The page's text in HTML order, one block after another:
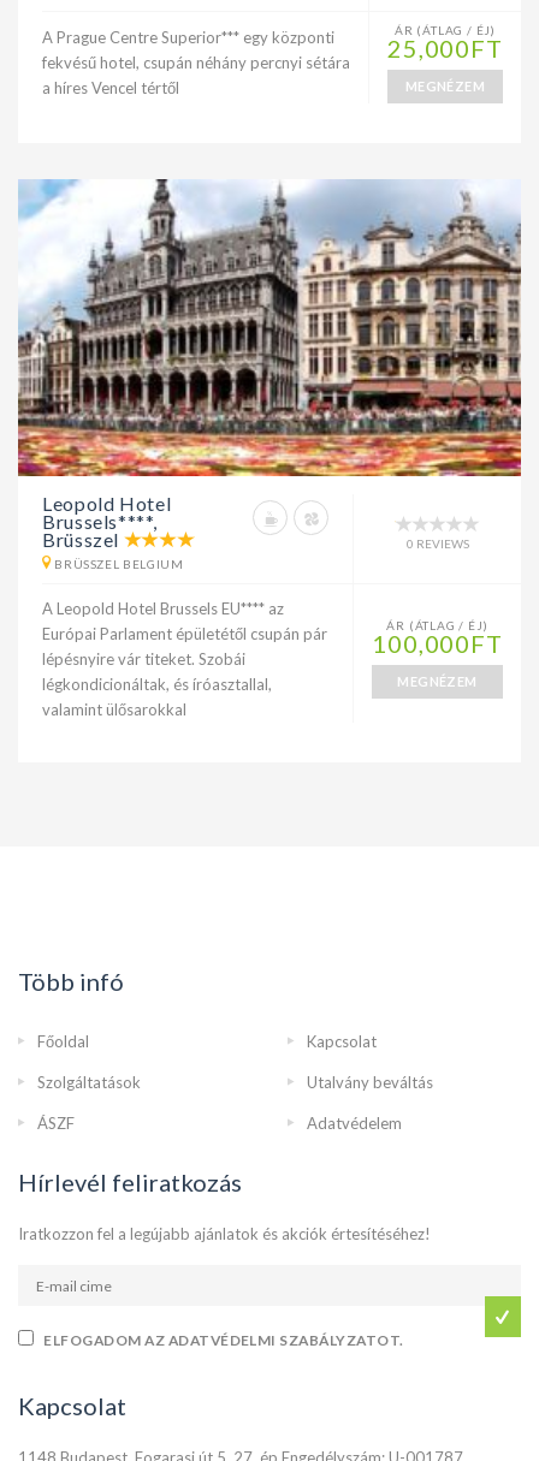
A Prague Centre Superior*** egy központi
fekvésű hotel, csupán néhány percnyi sétára
a híres Vencel tértől
ÁR (ÁTLAG / ÉJ)
25,000FT
MEGNÉZEM
Leopold Hotel
Brussels****,
Brüsszel
BRÜSSZEL BELGIUM
0 REVIEWS
A Leopold Hotel Brussels EU**** az
Európai Parlament épületétől csupán pár
lépésnyire vár titeket. Szobái
légkondicionáltak, és íróasztallal,
valamint ülősarokkal
ÁR (ÁTLAG / ÉJ)
100,000FT
MEGNÉZEM
Több infó
Főoldal Kapcsolat
Szolgáltatások Utalvány beváltás
ÁSZF Adatvédelem
Hírlevél feliratkozás
Iratkozzon fel a legújabb ajánlatok és akciók értesítéséhez!
ELFOGADOM AZ ADATVÉDELMI SZABÁLYZATOT.
Kapcsolat